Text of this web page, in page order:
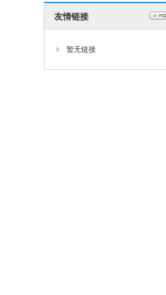
友情链接
暂无链接